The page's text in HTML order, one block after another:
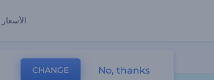
الأسعار
CHANGE No, thanks